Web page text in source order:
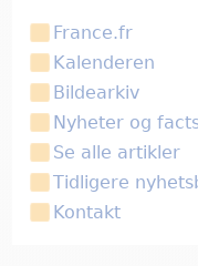
France.fr
Kalenderen
Bildearkiv
Nyheter og
Se alle artikler
Tidligere
Kontakt